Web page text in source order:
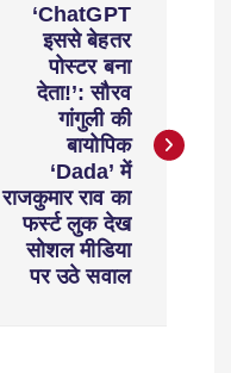
‘ChatGPT
इससे बेहतर
पोस्टर बना
देता!’: सौरव
गांगुली की
बायोपिक
‘Dada’ में
राजकुमार राव का
फर्स्ट लुक देख
सोशल मीडिया
पर उठे सवाल